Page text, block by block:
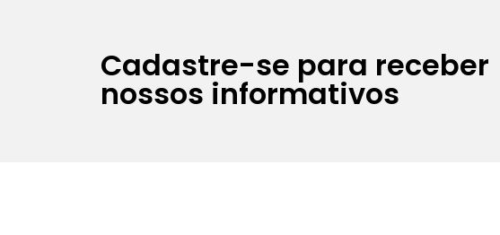
Cadastre-se para receber
nossos informativos